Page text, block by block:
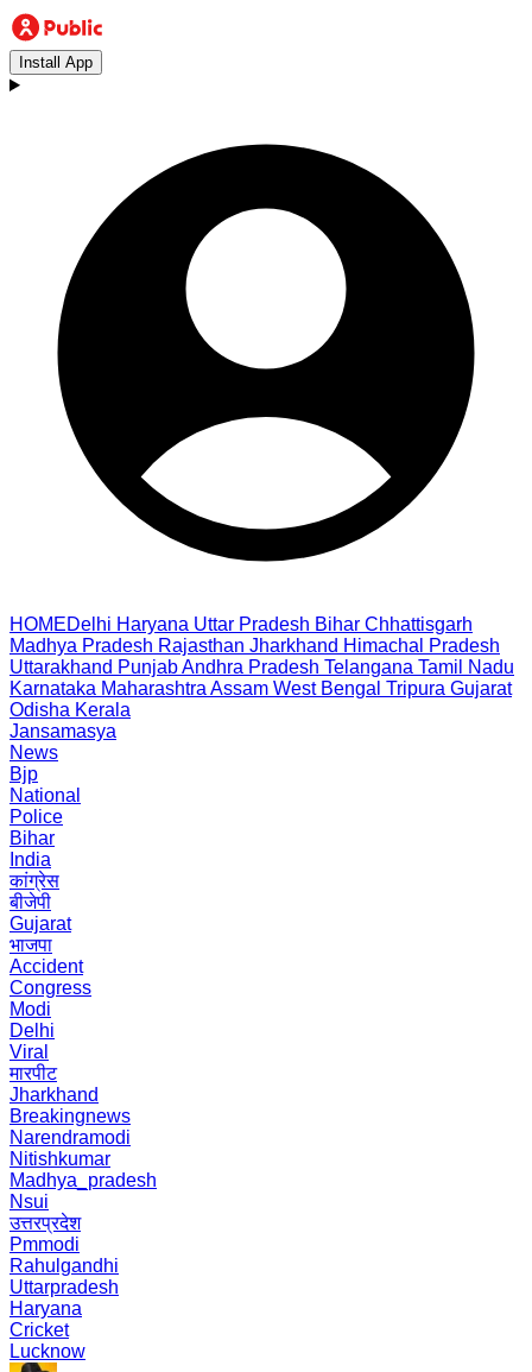
Install App
HOMEDelhi Haryana Uttar Pradesh Bihar Chhattisgarh
Madhya Pradesh Rajasthan Jharkhand Himachal Pradesh
Uttarakhand PunjabAndhra Pradesh Telangana Tamil Nadu
Karnataka Maharashtra Assam West Bengal Tripura Gujarat
Odisha Kerala
Jansamasya
News
Bjp
National
Police
Bihar
India
कांग्रेस
बीजेपी
Gujarat
भाजपा
Accident
Congress
Modi
Delhi
Viral
मारपीट
Jharkhand
Breakingnews
Narendramodi
Nitishkumar
Madhya_pradesh
Nsui
उत्तरप्रदेश
Pmmodi
Rahulgandhi
Uttarpradesh
Haryana
Cricket
Lucknow